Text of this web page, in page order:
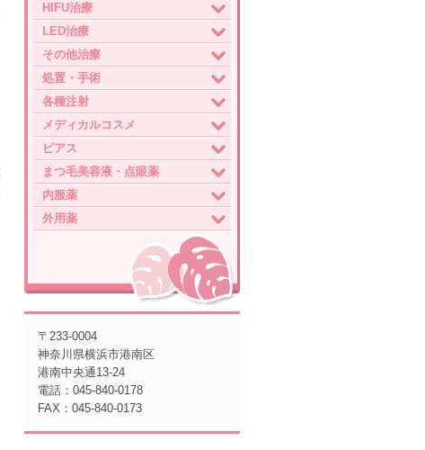
HIFU治療
LED治療
その他治療
処置・手術
各種注射
メディカルコスメ
ピアス
まつ毛美容液・点眼薬
内服薬
外用薬
〒233-0004
神奈川県横浜市港南区
港南中央通13-24
電話：045-840-0178
FAX：045-840-0173